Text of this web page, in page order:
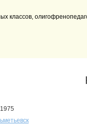
классов,